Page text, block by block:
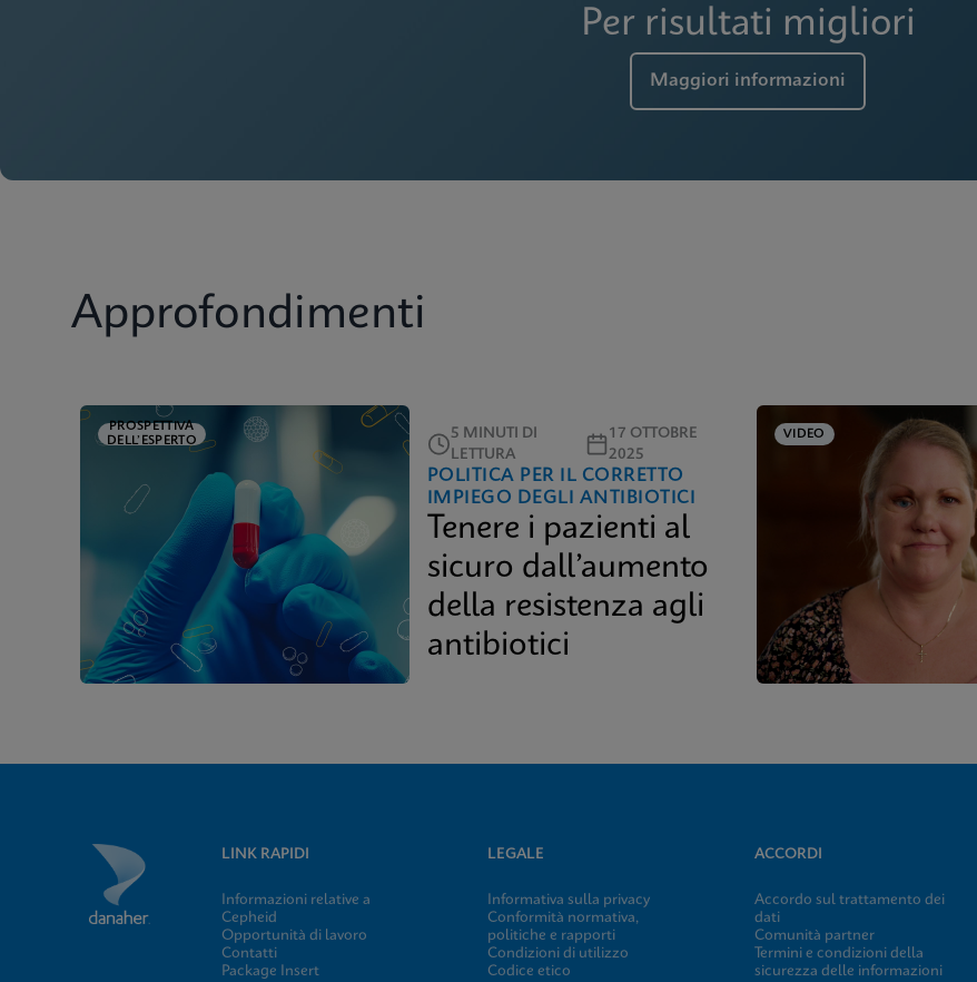
Per risultati migliori
Maggiori informazioni
Approfondimenti
PROSPETTIVA
DELL’ESPERTO
5 MINUTI DI
LETTURA
17 OTTOBRE
2025
POLITICA PER IL CORRETTO
IMPIEGO DEGLI ANTIBIOTICI
Tenere i pazienti al
sicuro dall’aumento
della resistenza agli
antibiotici
VIDEO
LINK RAPIDI
Informazioni relative a
Cepheid
Opportunità di lavoro
Contatti
Package Insert
LEGALE
Informativa sulla privacy
Conformità normativa,
politiche e rapporti
Condizioni di utilizzo
Codice etico
ACCORDI
Accordo sul trattamento dei
dati
Comunità partner
Termini e condizioni della
sicurezza delle informazioni